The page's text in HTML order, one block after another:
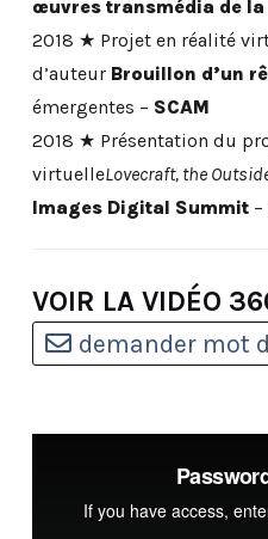
œuvres transmédia de la
2018 ★ Projet en réalité
d’auteur Brouillon d’un
émergentes – SCAM
2018 ★ Présentation du
virtuelleLovecraft, the
Images Digital Summit–
VOIR LA VIDÉO
demander mot